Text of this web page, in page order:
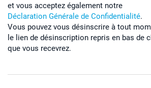
et vous acceptez également notre
Déclaration Générale de Confidentialité.
Vous pouvez vous désinscrire à tout
le lien de désinscription repris en bas de
que vous recevrez.